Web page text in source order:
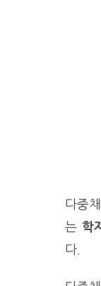
다중
는 학
다.